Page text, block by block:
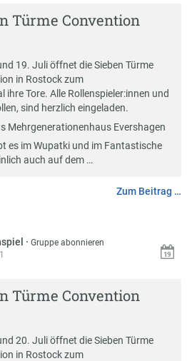
Türme Convention
19. Juli öffnet die Sieben Türme
in Rostock zum
Tore. Alle Rollenspieler:innen und
sind herzlich eingeladen.
Mehrgenerationenhaus Evershagen
es imWupatkiund im Fantastische
auch auf dem …
Zum Beitrag …
·Gruppe abonnieren
1
Türme Convention
20. Juli öffnet die Sieben Türme
in Rostock zum